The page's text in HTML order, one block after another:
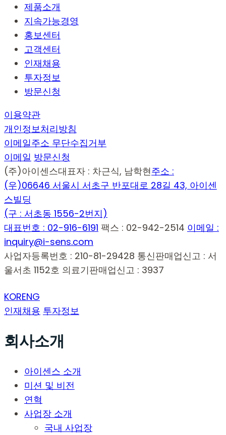
제품소개
지속가능경영
홍보센터
고객센터
인재채용
투자정보
방문신청
이용약관
개인정보처리방침
이메일주소 무단수집거부
이메일 방문신청
(주)아이센스대표자 : 차근식, 남학현주소 :
(우)06646 서울시 서초구 반포대로 28길 43, 아이센
스빌딩
(구 : 서초동 1556-2번지)
대표번호 : 02-916-6191 팩스 : 02-942-2514 이메일 :
inquiry@i-sens.com
사업자등록번호 : 210-81-29428 통신판매업신고 : 서
울서초 1152호 의료기판매업신고 : 3937
KORENG
인재채용 투자정보
회사소개
아이센스 소개
미션 및 비전
연혁
사업장 소개
국내 사업장